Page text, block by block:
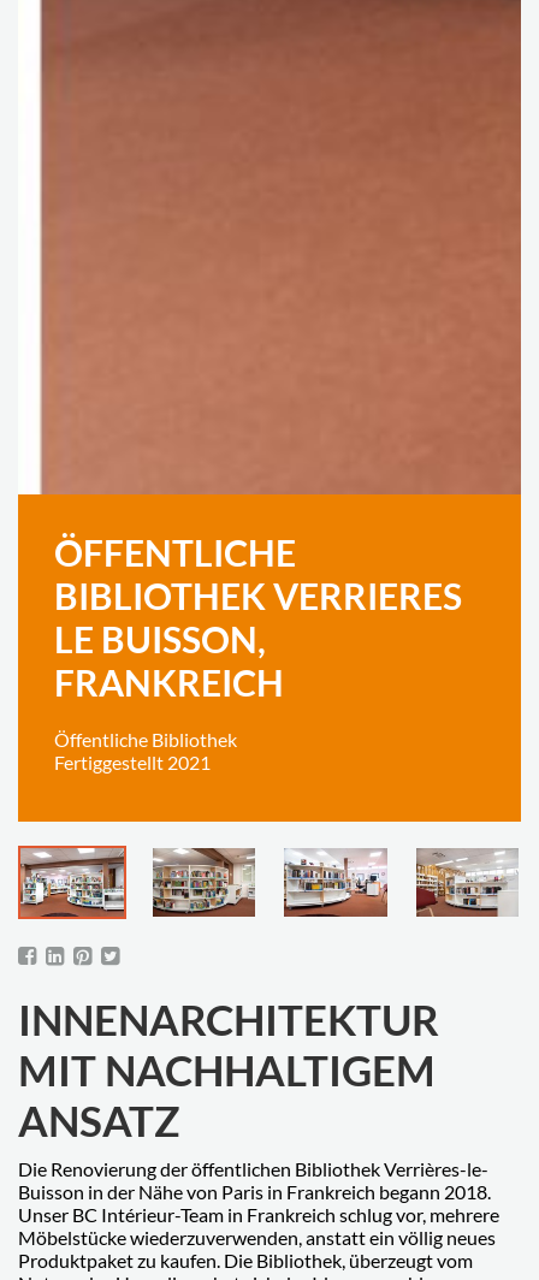
ÖFFENTLICHE
BIBLIOTHEK VERRIERES
LE BUISSON,
FRANKREICH
Öffentliche Bibliothek
Fertiggestellt 2021
INNENARCHITEKTUR
MIT NACHHALTIGEM
ANSATZ
Die Renovierung der öffentlichen Bibliothek Verrières-le-
Buisson in der Nähe von Paris in Frankreich begann 2018.
Unser BC Intérieur-Team in Frankreich schlug vor, mehrere
Möbelstücke wiederzuverwenden, anstatt ein völlig neues
Produktpaket zu kaufen. Die Bibliothek, überzeugt vom